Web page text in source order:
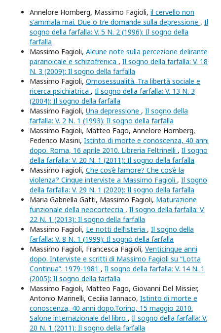
Annelore Homberg, Massimo Fagioli, il cervello non
s'ammala mai. Due o tre domande sulla depressione , Il
sogno della farfalla: V. 5 N. 2 (1996): Il sogno della
farfalla
Massimo Fagioli, Alcune note sulla percezione delirante
paranoicale e schizofrenica , Il sogno della farfalla: V. 18
N. 3 (2009): Il sogno della farfalla
Massimo Fagioli, Omosessualità. Tra libertà sociale e
ricerca psichiatrica , Il sogno della farfalla: V. 13 N. 3
(2004): Il sogno della farfalla
Massimo Fagioli, Una depressione , Il sogno della
farfalla: V. 2 N. 1 (1993): Il sogno della farfalla
Massimo Fagioli, Matteo Fago, Annelore Homberg,
Federico Masini, Istinto di morte e conoscenza, 40 anni
dopo. Roma, 16 aprile 2010. Libreria Feltrinelli , Il sogno
della farfalla: V. 20 N. 1 (2011): Il sogno della farfalla
Massimo Fagioli, Che cos’è l’amore? Che cos’è la
violenza? Cinque interviste a Massimo Fagioli , Il sogno
della farfalla: V. 29 N. 1 (2020): Il sogno della farfalla
Maria Gabriella Gatti, Massimo Fagioli, Maturazione
funzionale della neocorteccia , Il sogno della farfalla: V.
22 N. 1 (2013): Il sogno della farfalla
Massimo Fagioli, Le notti dell’isteria , Il sogno della
farfalla: V. 8 N. 1 (1999): Il sogno della farfalla
Massimo Fagioli, Francesca Fagioli, Venticinque anni
dopo. Interviste e scritti di Massimo Fagioli su “Lotta
Continua”. 1979-1981 , Il sogno della farfalla: V. 14 N. 1
(2005): Il sogno della farfalla
Massimo Fagioli, Matteo Fago, Giovanni Del Missier,
Antonio Marinelli, Cecilia Iannaco, Istinto di morte e
conoscenza, 40 anni dopo.Torino, 15 maggio 2010.
Salone internazionale del libro , Il sogno della farfalla: V.
20 N. 1 (2011): Il sogno della farfalla